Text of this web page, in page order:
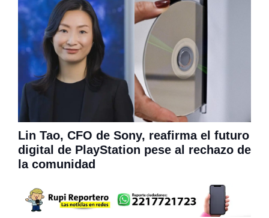
Lin Tao, CFO de Sony, reafirma el futuro
digital de PlayStation pese al rechazo de
la comunidad